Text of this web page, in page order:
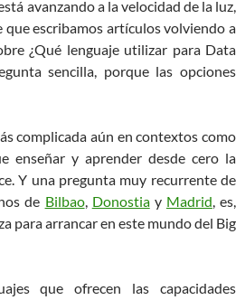
avanzando a la velocidad de la luz,
escribamos artículos volviendo a
¿Qué lenguaje utilizar para Data
sencilla, porque las opciones
complicada aún en contextos como
enseñar y aprender desde cero la
Y una pregunta muy recurrente de
de Bilbao, Donostiay Madrid, es,
para arrancar en este mundo del Big
que ofrecen las capacidades